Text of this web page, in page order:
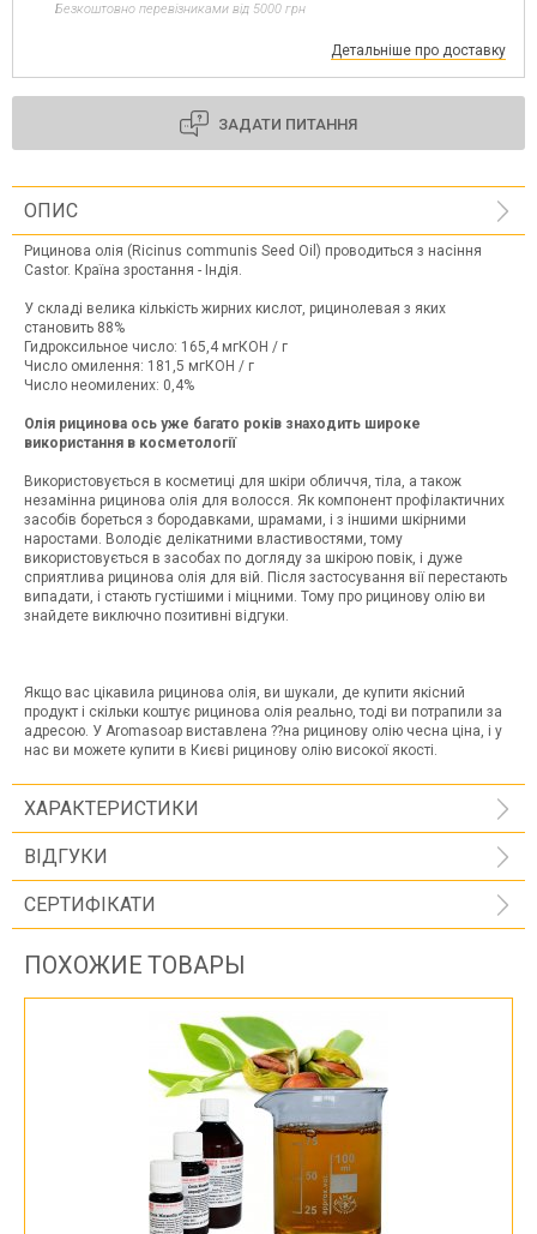
Безкоштовно перевізниками від 5000 грн
Детальніше про доставку
ЗАДАТИ ПИТАННЯ
ОПИС
Рицинова олія (Ricinus communis Seed Oil) проводиться з насіння
Castor. Країна зростання - Індія.
У складі велика кількість жирних кислот, рицинолевая з яких
становить 88%
Гидроксильное число: 165,4 мгКОН / г
Число омилення: 181,5 мгКОН / г
Число неомилених: 0,4%
Олія рицинова ось уже багато років знаходить широке
використання в косметології
Використовується в косметиці для шкіри обличчя, тіла, а також
незамінна рицинова олія для волосся. Як компонент профілактичних
засобів бореться з бородавками, шрамами, і з іншими шкірними
наростами. Володіє делікатними властивостями, тому
використовується в засобах по догляду за шкірою повік, і дуже
сприятлива рицинова олія для вій. Після застосування вії перестають
випадати, і стають густішими і міцними. Тому про рицинову олію ви
знайдете виключно позитивні відгуки.
Якщо вас цікавила рицинова олія, ви шукали, де купити якісний
продукт і скільки коштує рицинова олія реально, тоді ви потрапили за
адресою. У Aromasoap виставлена ??на рицинову олію чесна ціна, і у
нас ви можете купити в Києві рицинову олію високої якості.
ХАРАКТЕРИСТИКИ
ВІДГУКИ
СЕРТИФІКАТИ
ПОХОЖИЕ ТОВАРЫ